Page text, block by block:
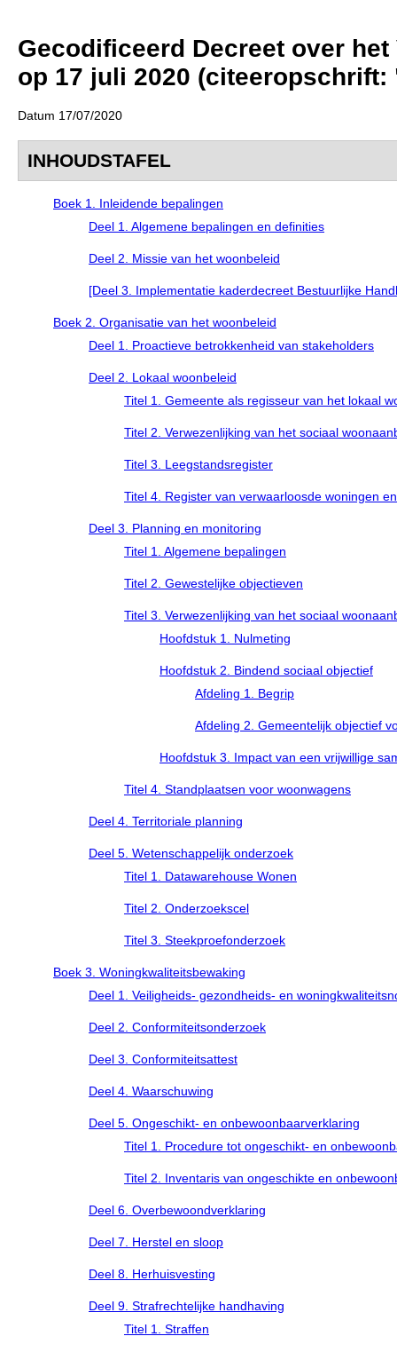
Gecodificeerd Decreet over
op 17 juli 2020 (citeeropschrift:
Datum 17/07/2020
INHOUDSTAFEL
Boek 1. Inleidende bepalingen
Deel 1. Algemene bepalingen en definities
Deel 2. Missie van het woonbeleid
[Deel 3. Implementatie kaderdecreet Bestuurlijke
Boek 2. Organisatie van het woonbeleid
Deel 1. Proactieve betrokkenheid van stakeholders
Deel 2. Lokaal woonbeleid
Titel 1. Gemeente als regisseur van het lokaal
Titel 2. Verwezenlijking van het sociaal
Titel 3. Leegstandsregister
Titel 4. Register van verwaarloosde woningen
Deel 3. Planning en monitoring
Titel 1. Algemene bepalingen
Titel 2. Gewestelijke objectieven
Titel 3. Verwezenlijking van het sociaal
Hoofdstuk 1. Nulmeting
Hoofdstuk 2. Bindend sociaal objectief
Afdeling 1. Begrip
Afdeling 2. Gemeentelijk objectief
Hoofdstuk 3. Impact van een vrijwillige
Titel 4. Standplaatsen voor woonwagens
Deel 4. Territoriale planning
Deel 5. Wetenschappelijk onderzoek
Titel 1. Datawarehouse Wonen
Titel 2. Onderzoekscel
Titel 3. Steekproefonderzoek
Boek 3. Woningkwaliteitsbewaking
Deel 1. Veiligheids- gezondheids- en
Deel 2. Conformiteitsonderzoek
Deel 3. Conformiteitsattest
Deel 4. Waarschuwing
Deel 5. Ongeschikt- en onbewoonbaarverklaring
Titel 1. Procedure tot ongeschikt- en
Titel 2. Inventaris van ongeschikte en
Deel 6. Overbewoondverklaring
Deel 7. Herstel en sloop
Deel 8. Herhuisvesting
Deel 9. Strafrechtelijke handhaving
Titel 1. Straffen